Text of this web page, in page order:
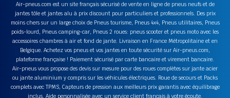
Air-pneus.com est un site français sécurisé de vente en ligne de pneus neufs et de
jantes tôle et jantes alu à prix discount pour particuliers et professionnels. Des prix
moins chers sur un large choix de Pneus tourisme, Pneus 4x4, Pneus utilitaires, Pneus
poids-lourd, Pneus camping-car, Pneus 2 roues: pneus scooter et pneus moto avec les
accessoires chambres à air et fond de jante. Livraison en France Métropolitaine et en
Belgique. Achetez vos pneus et vos jantes en toute sécurité sur Air-pneus.com,
plateforme française ! Paiement sécurisé par carte bancaire et virement bancaire.
Air-pneus vous propose des devis sur mesure pour des roues complètes sur jante acier
ou jante aluminium y compris sur les véhicules électriques. Roue de secours et Packs
complets avec TPMS, Capteurs de pression aux meilleurs prix garantis avec équilibrage
inclus. Aide personnalisée avec un service client français à votre écoute.